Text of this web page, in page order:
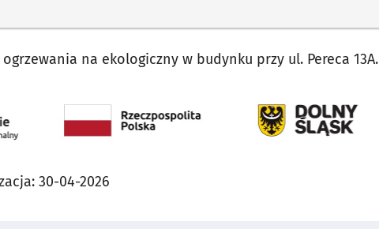
na ekologiczny w budynku przy ul. Pereca 13A.
30-04-2026